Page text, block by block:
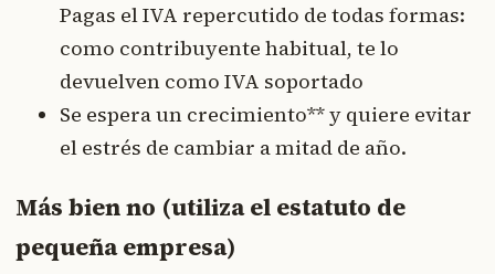
Pagas el IVA repercutido de todas formas:
como contribuyente habitual, te lo
devuelven como IVA soportado
Se espera un crecimiento** y quiere evitar
el estrés de cambiar a mitad de año.
Más bien no (utiliza el estatuto de
pequeña empresa)